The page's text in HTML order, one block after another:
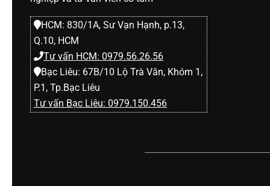
i
d
i
HCM: 830/1A, Sư Vạn Hạnh, p.13,
Q.10, HCM
Tư vấn HCM: 0979.56.26.56
Bạc Liêu: 67B/10 Lộ Trà Văn, Khóm 1,
P.1, Tp.Bạc Liêu
Tư vấn Bạc Liêu: 0979.150.456